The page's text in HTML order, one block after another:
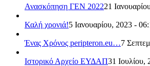
Ανασκόπηση ΓΕΝ 202221
Καλή χρονιά!5 Ιανουαρίου, 2023 -
Ένας Χρόνος peripteron.eu…7
Ιστορικό Αρχείο ΕΥΔΑΠ31 Ιουλίου,